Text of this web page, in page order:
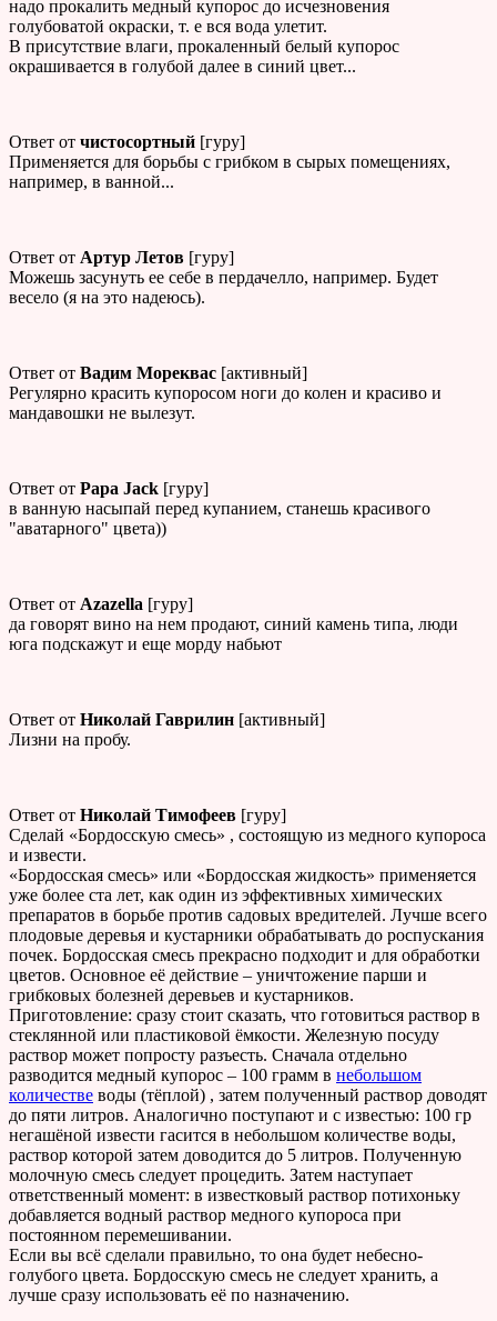
надо прокалить медный купорос до исчезновения
голубоватой окраски, т. е вся вода улетит.
В присутствие влаги, прокаленный белый купорос
окрашивается в голубой далее в синий цвет...
Ответ от чистосортный [гуру]
Применяется для борьбы с грибком в сырых помещениях,
например, в ванной...
Ответ от Артур Летов [гуру]
Можешь засунуть ее себе в пердачелло, например. Будет
весело (я на это надеюсь).
Ответ от Вадим Мореквас [активный]
Регулярно красить купоросом ноги до колен и красиво и
мандавошки не вылезут.
Ответ от Papa Jack [гуру]
в ванную насыпай перед купанием, станешь красивого
"аватарного" цвета))
Ответ от Azazella [гуру]
да говорят вино на нем продают, синий камень типа, люди
юга подскажут и еще морду набьют
Ответ от Николай Гаврилин [активный]
Лизни на пробу.
Ответ от Николай Тимофеев [гуру]
Сделай «Бордосскую смесь» , состоящую из медного купороса
и извести.
«Бордосская смесь» или «Бордосская жидкость» применяется
уже более ста лет, как один из эффективных химических
препаратов в борьбе против садовых вредителей. Лучше всего
плодовые деревья и кустарники обрабатывать до роспускания
почек. Бордосская смесь прекрасно подходит и для обработки
цветов. Основное её действие – уничтожение парши и
грибковых болезней деревьев и кустарников.
Приготовление: сразу стоит сказать, что готовиться раствор в
стеклянной или пластиковой ёмкости. Железную посуду
раствор может попросту разъесть. Сначала отдельно
разводится медный купорос – 100 грамм в небольшом
количестве воды (тёплой) , затем полученный раствор доводят
до пяти литров. Аналогично поступают и с известью: 100 гр
негашёной извести гасится в небольшом количестве воды,
раствор которой затем доводится до 5 литров. Полученную
молочную смесь следует процедить. Затем наступает
ответственный момент: в известковый раствор потихоньку
добавляется водный раствор медного купороса при
постоянном перемешивании.
Если вы всё сделали правильно, то она будет небесно-
голубого цвета. Бордосскую смесь не следует хранить, а
лучше сразу использовать её по назначению.